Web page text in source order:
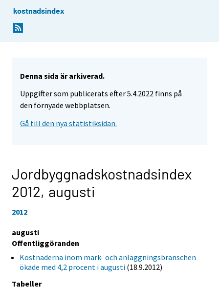
kostnadsindex
Denna sida är arkiverad.
Uppgifter som publicerats efter 5.4.2022 finns på
den förnyade webbplatsen.
Gå till den nya statistiksidan.
Jordbyggnadskostnadsindex
2012, augusti
2012
augusti
Offentliggöranden
Kostnaderna inom mark- och anläggningsbranschen
ökade med 4,2 procent i augusti (18.9.2012)
Tabeller